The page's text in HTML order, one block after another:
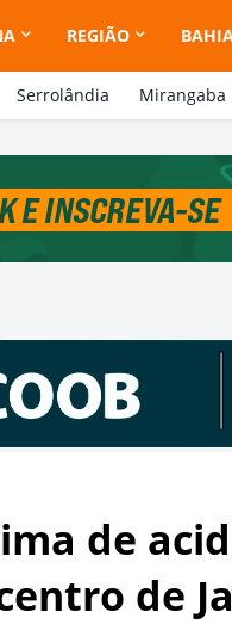
REGIÃO
Serrolândia Mirangaba
de
de